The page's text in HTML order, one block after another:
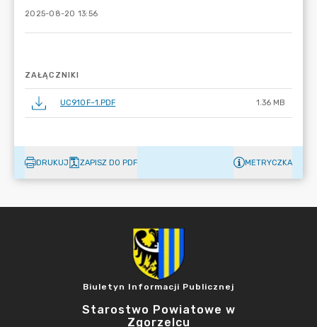
2025-08-20 13:56
ZAŁĄCZNIKI
UC910F~1.PDF 1.36 MB
DRUKUJ ZAPISZ DO PDF METRYCZKA
Biuletyn Informacji Publicznej
Starostwo Powiatowe w
Zgorzelcu